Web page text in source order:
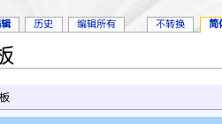
历史 编辑所有 不转换 简